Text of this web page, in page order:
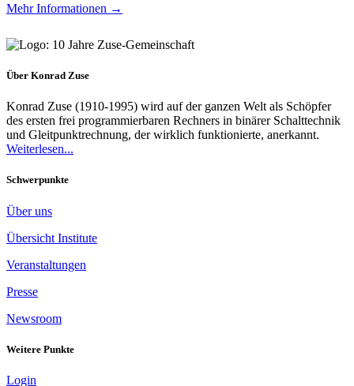
Mehr Informationen →
Über Konrad Zuse
Konrad Zuse (1910-1995) wird auf der ganzen Welt als Schöpfer
des ersten frei programmierbaren Rechners in binärer Schalttechnik
und Gleitpunktrechnung, der wirklich funktionierte, anerkannt.
Weiterlesen...
Schwerpunkte
Über uns
Übersicht Institute
Veranstaltungen
Presse
Newsroom
Weitere Punkte
Login